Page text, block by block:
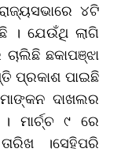
୪ଟି
। ଯେଉଁଥି ଲାଗି
ଛକାପଞ୍ଝା
ପ୍ରକାଶ ପାଇଛି
ଦାଖଲର
ମାର୍ଚ୍ଚ ୯ ରେ
।ସେହିପରି